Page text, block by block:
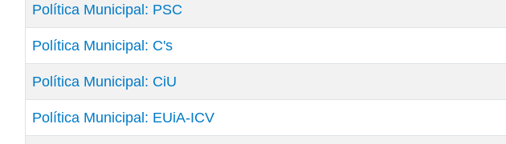
Política Municipal: PSC
Política Municipal: C's
Política Municipal: CiU
Política Municipal: EUiA-ICV